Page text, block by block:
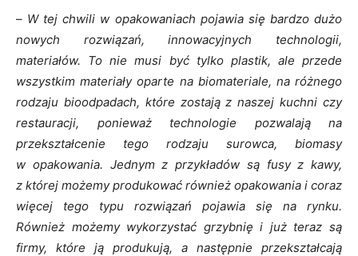
– W tej chwili w opakowaniach pojawia się bardzo dużo
nowych rozwiązań, innowacyjnych technologii,
materiałów. To nie musi być tylko plastik, ale przede
wszystkim materiały oparte na biomateriale, na różnego
rodzaju bioodpadach, które zostają z naszej kuchni czy
restauracji, ponieważ technologie pozwalają na
przekształcenie tego rodzaju surowca, biomasy
w opakowania. Jednym z przykładów są fusy z kawy,
z której możemy produkować również opakowania i coraz
więcej tego typu rozwiązań pojawia się na rynku.
Również możemy wykorzystać grzybnię i już teraz są
firmy, które ją produkują, a następnie przekształcają